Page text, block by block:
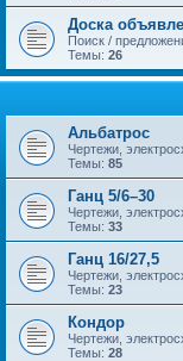
Доска
Поиск /
Темы: 26
Альбатрос
Чертежи,
Темы: 85
Ганц 5/6–30
Чертежи,
Темы: 33
Ганц 16/27,5
Чертежи,
Темы: 23
Кондор
Чертежи,
Темы: 28